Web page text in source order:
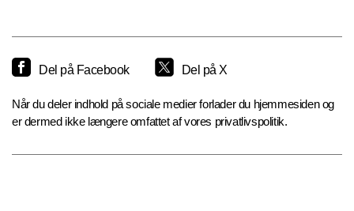
Del på Facebook Del på X
Når du deler indhold på sociale medier forlader du hjemmesiden og
er dermed ikke længere omfattet af vores privatlivspolitik.